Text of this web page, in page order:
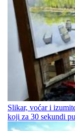
Slikar, voćar i
koji za 30 sekundi